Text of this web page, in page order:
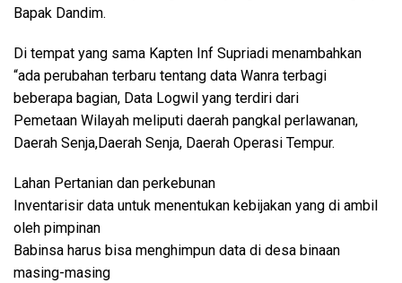
Bapak Dandim.
Di tempat yang sama Kapten Inf Supriadi menambahkan
“ada perubahan terbaru tentang data Wanra terbagi
beberapa bagian, Data Logwil yang terdiri dari
Pemetaan Wilayah meliputi daerah pangkal perlawanan,
Daerah Senja,Daerah Senja, Daerah Operasi Tempur.
Lahan Pertanian dan perkebunan
Inventarisir data untuk menentukan kebijakan yang di ambil
oleh pimpinan
Babinsa harus bisa menghimpun data di desa binaan
masing-masing